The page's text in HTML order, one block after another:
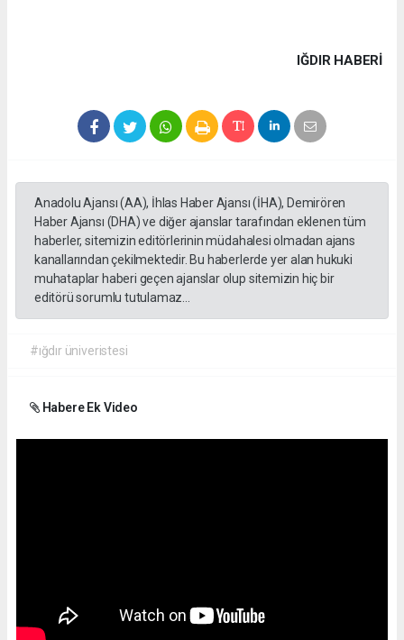
IĞDIR HABERİ
Anadolu Ajansı (AA), İhlas Haber Ajansı (İHA), Demirören
Haber Ajansı (DHA) ve diğer ajanslar tarafından eklenen tüm
haberler, sitemizin editörlerinin müdahalesi olmadan ajans
kanallarından çekilmektedir. Bu haberlerde yer alan hukuki
muhataplar haberi geçen ajanslar olup sitemizin hiç bir
editörü sorumlu tutulamaz...
#ığdır üniveristesi
Habere Ek Video